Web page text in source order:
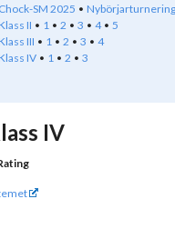
Chock-SM 2025 Nybörjarturnering
II 1 2 3 4
5
III 1 2 3
4
IV 1 2 3
IV